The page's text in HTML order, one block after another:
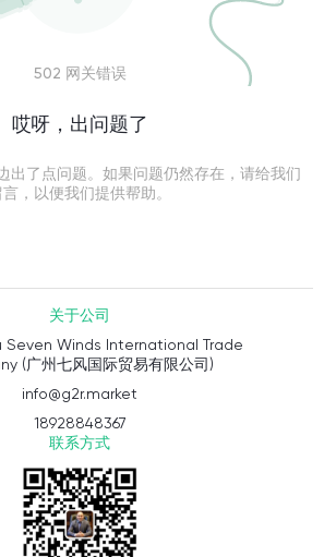
502 网关错误
哎呀，出问题了
出了点问题。如果问题仍然存在，请给我们
言，以便我们提供帮助。
关于公司
Seven Winds International Trade
(广州七风国际贸易有限公司)
info@g2r.market
18928848367
联系方式